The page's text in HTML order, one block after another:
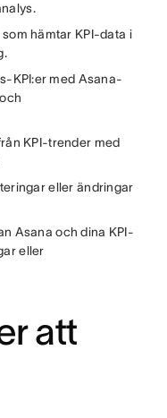
hämtar KPI-data i
KPI:er med Asana-
KPI-trender med
eller ändringar
Asana och dina KPI-
eller
att